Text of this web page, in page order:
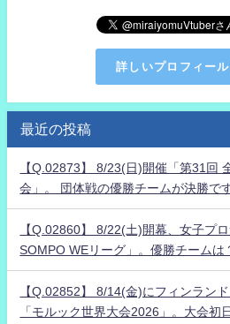
詳しいプロフィー
最近の投稿
【Q.02873】 8/23(日)開催「第31回
会」。 団体戦の優勝チームが決勝で
【Q.02860】 8/22(土)開幕、女子プ
SOMPO WEリーグ」。優勝チームは
【Q.02852】 8/14(金)にフィンラン
「モルック世界大会2026」。大会初